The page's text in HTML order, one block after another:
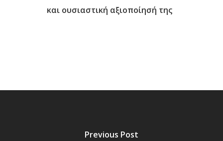
και ουσιαστική αξιοποίησή της
Previous Post